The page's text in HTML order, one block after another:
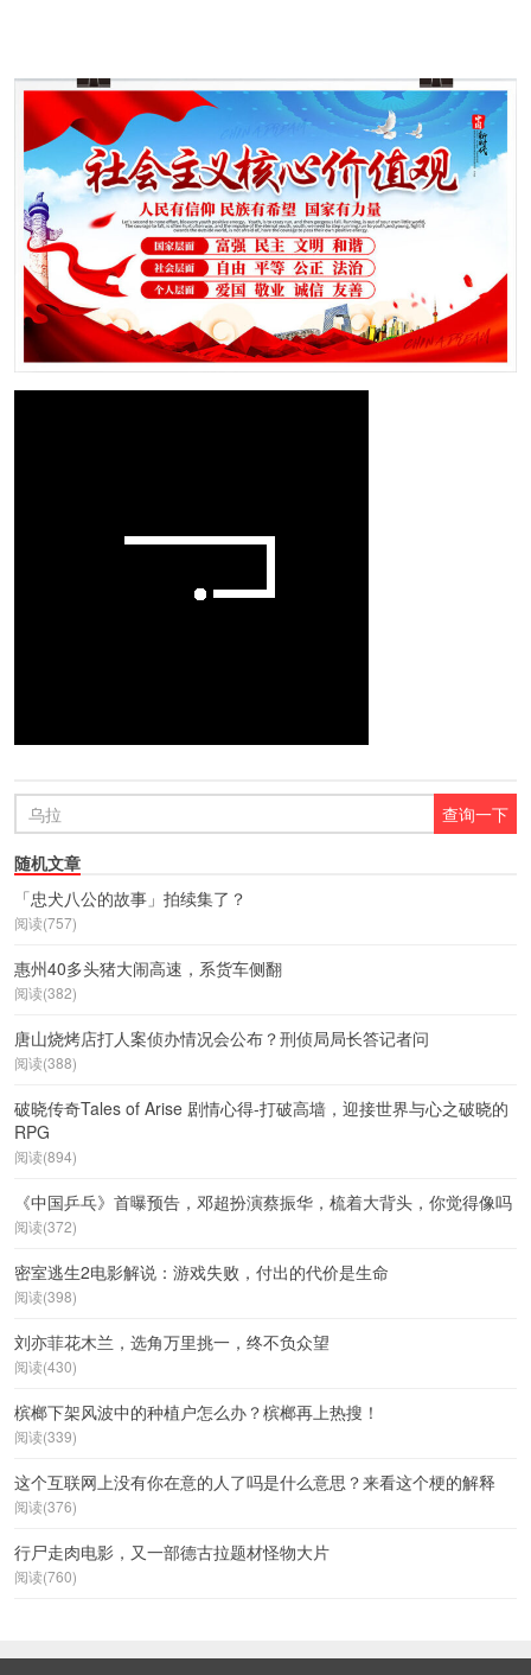
随机文章
「忠犬八公的故事」拍续集了？
阅读(757)
惠州40多头猪大闹高速，系货车侧翻
阅读(382)
唐山烧烤店打人案侦办情况会公布？刑侦局局长答记者问
阅读(388)
破晓传奇Tales of Arise 剧情心得-打破高墙，迎接世界与心之破晓的
RPG
阅读(894)
《中国乒乓》首曝预告，邓超扮演蔡振华，梳着大背头，你觉得像吗
阅读(372)
密室逃生2电影解说：游戏失败，付出的代价是生命
阅读(398)
刘亦菲花木兰，选角万里挑一，终不负众望
阅读(430)
槟榔下架风波中的种植户怎么办？槟榔再上热搜！
阅读(339)
这个互联网上没有你在意的人了吗是什么意思？来看这个梗的解释
阅读(376)
行尸走肉电影，又一部德古拉题材怪物大片
阅读(760)